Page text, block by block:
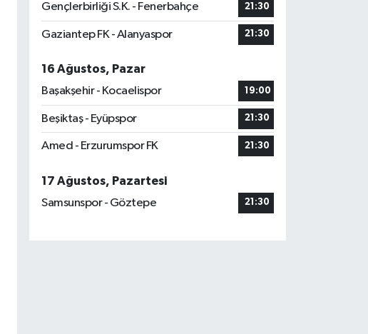
Gençlerbirliği S.K. - Fenerbahçe 21:30
Gaziantep FK - Alanyaspor 21:30
16 Ağustos, Pazar
Başakşehir - Kocaelispor
19:00
Beşiktaş - Eyüpspor 21:30
Amed - Erzurumspor FK 21:30
17 Ağustos, Pazartesi
Samsunspor - Göztepe
21:30